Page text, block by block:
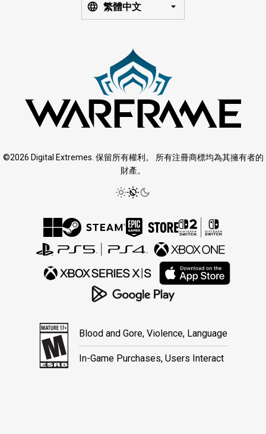
繁體中文
©2026 Digital Extremes. 保留所有權利。 所有注冊商標均為其擁有者的
財產。
Blood and Gore, Violence, Language
In-Game Purchases, Users Interact